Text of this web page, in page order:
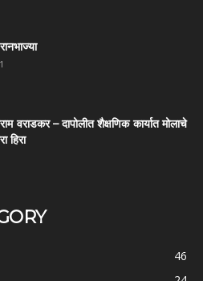
वराडकर – दापोलीत शैक्षणिक कार्यात मोलाचे
हिरा
46